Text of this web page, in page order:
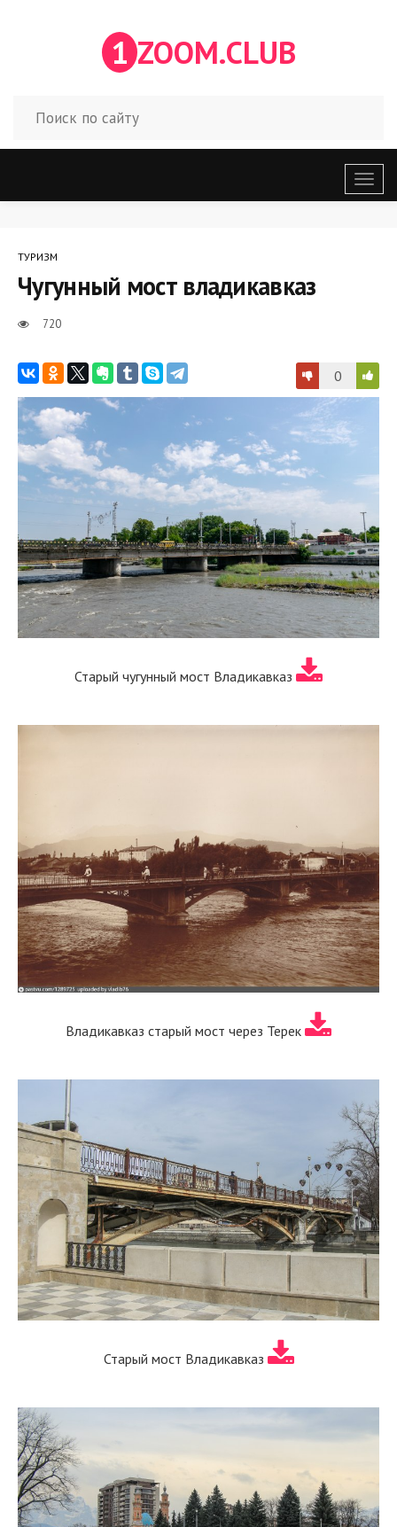
1 ZOOM.CLUB
меню
ТУРИЗМ
Чугунный мост владикавказ
720
0
Старый чугунный мост Владикавказ
Владикавказ старый мост через Терек
Старый мост Владикавказ